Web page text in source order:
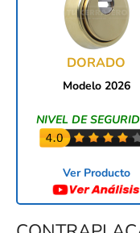
DORADO
Modelo 2026
NIVEL DE
Ver Producto